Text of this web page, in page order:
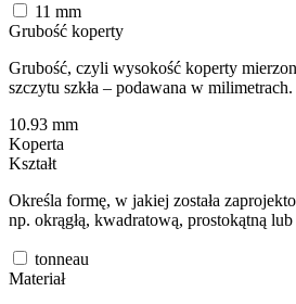
11 mm
Grubość koperty
Grubość, czyli wysokość koperty
szczytu szkła – podawana w milimetrach.
10.93 mm
Koperta
Kształt
Określa formę, w jakiej została
np. okrągłą, kwadratową, prostokątną lub
tonneau
Materiał